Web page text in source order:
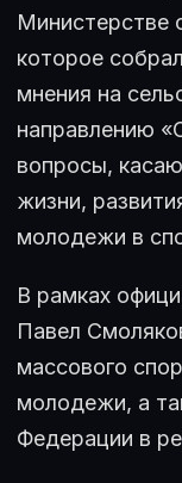
Министерстве
которое
мнения на
направлению
вопросы,
жизни,
молодежи в
В рамках
Павел
массового
молодежи, а
Федерации в